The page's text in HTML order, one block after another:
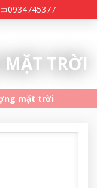
0934745377
TRỜI
mặt trời